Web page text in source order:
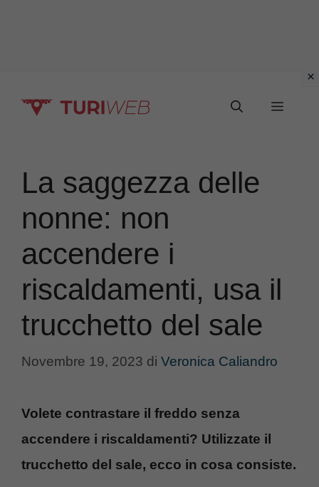
Menu
La saggezza delle
nonne: non
accendere i
riscaldamenti, usa il
trucchetto del sale
Novembre 19, 2023 di Veronica Caliandro
Volete contrastare il freddo senza
accendere i riscaldamenti? Utilizzate il
trucchetto del sale, ecco in cosa consiste.